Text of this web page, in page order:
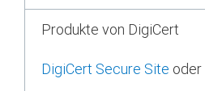
Produkte von DigiCert
DigiCert Secure Site oder